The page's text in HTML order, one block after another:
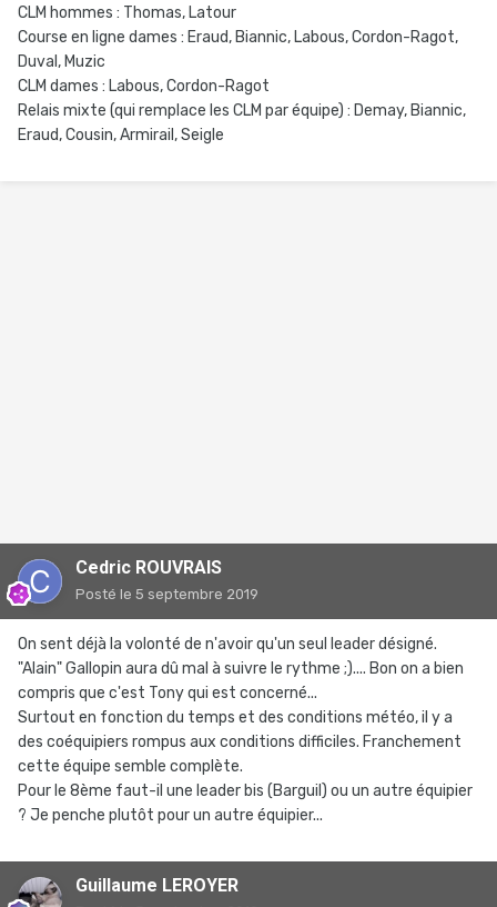
CLM hommes : Thomas, Latour
Course en ligne dames : Eraud, Biannic, Labous, Cordon-Ragot,
Duval, Muzic
CLM dames : Labous, Cordon-Ragot
Relais mixte (qui remplace les CLM par équipe) : Demay, Biannic,
Eraud, Cousin, Armirail, Seigle
Cedric ROUVRAIS
Posté le 5 septembre 2019
On sent déjà la volonté de n'avoir qu'un seul leader désigné.
"Alain" Gallopin aura dû mal à suivre le rythme ;).... Bon on a bien
compris que c'est Tony qui est concerné...
Surtout en fonction du temps et des conditions météo, il y a
des coéquipiers rompus aux conditions difficiles. Franchement
cette équipe semble complète.
Pour le 8ème faut-il une leader bis (Barguil) ou un autre équipier
? Je penche plutôt pour un autre équipier...
Guillaume LEROYER